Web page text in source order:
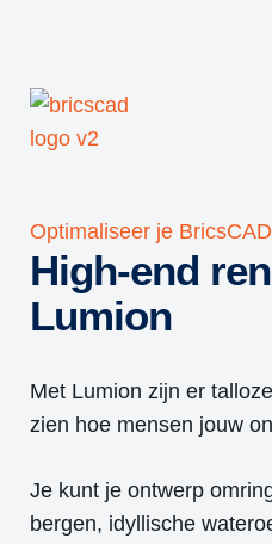
Optimaliseer je BricsCAD
High-end
Lumion
Met Lumion zijn er
zien hoe mensen jouw
Je kunt je ontwerp
bergen, idyllische